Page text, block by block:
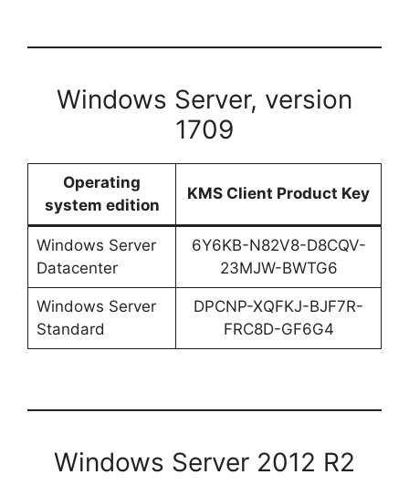
Windows Server, version
1709
Operating
system edition
KMS Client Product Key
Windows Server
Datacenter
6Y6KB-N82V8-D8CQV-
23MJW-BWTG6
Windows Server
Standard
DPCNP-XQFKJ-BJF7R-
FRC8D-GF6G4
Windows Server 2012 R2